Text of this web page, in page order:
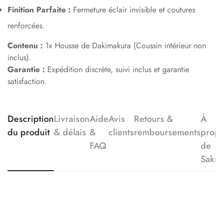
Finition Parfaite : Fermeture éclair invisible et coutures
renforcées.
Contenu : 1x Housse de Dakimakura (Coussin intérieur non
inclus).
Garantie : Expédition discrète, suivi inclus et garantie
satisfaction.
Description
du produit
Livraison
& délais
Aide
&
FAQ
Avis
clients
Retours &
remboursements
À
de